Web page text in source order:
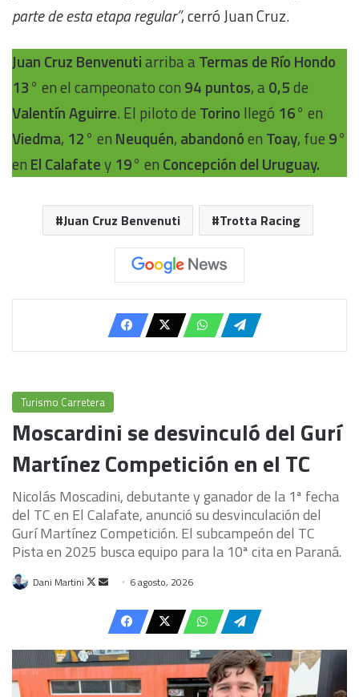
parte de esta etapa regular”, cerró Juan Cruz.
Juan Cruz Benvenutiarriba a Termas de Río Hondo
13° en el campeonato con 94 puntos, a 0,5de
Valentín Aguirre. El piloto de Torino llegó 16° en
Viedma, 12° en Neuquén, abandonóen Toay, fue 9°
en El Calafatey 19° en Concepción del Uruguay.
Juan Cruz Benvenuti Trotta Racing